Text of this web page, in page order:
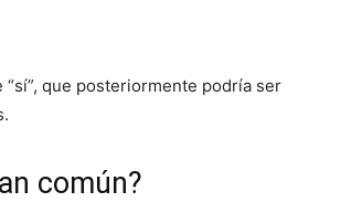
que posteriormente podría ser
común?